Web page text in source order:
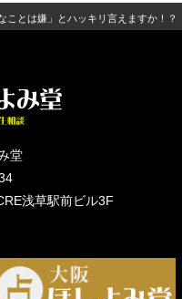
ことは嫌」とハッキリ言えますか！？
堂
浅草駅前ビル3F